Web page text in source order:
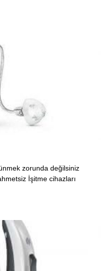
zorunda değilsiniz
İşitme cihazları